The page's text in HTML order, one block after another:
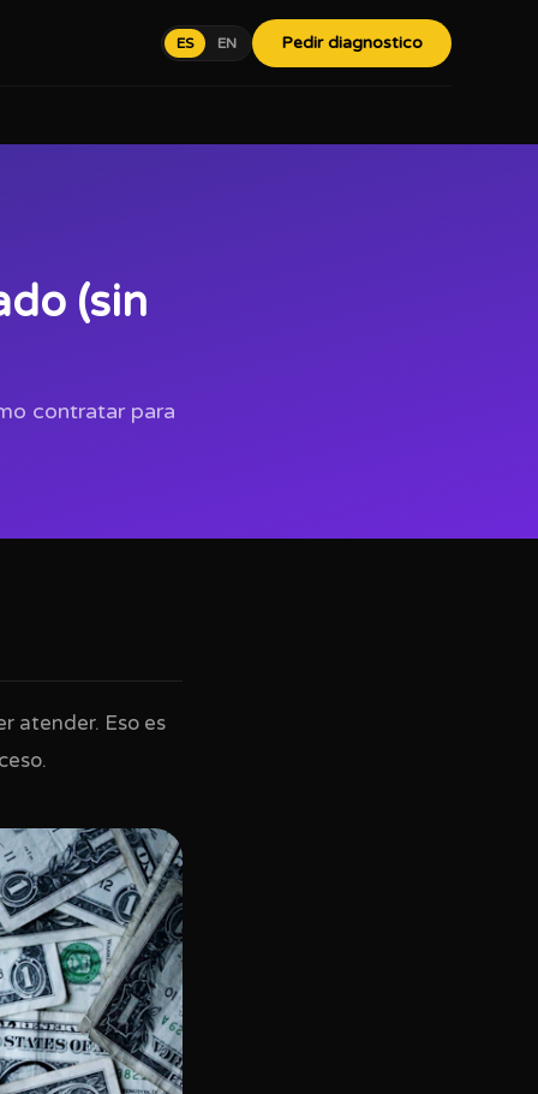
ES EN Pedir diagnostico
(sin
contratar para
atender. Eso es